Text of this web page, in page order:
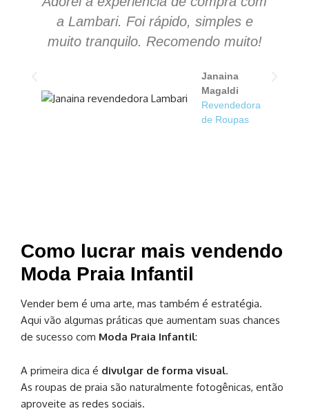
a Lambari. Foi rápido, simples e
muito tranquilo. Recomendo muito!
Janaina
Magaldi
Revendedora
de Roupas
Como lucrar mais vendendo
Moda Praia Infantil
Vender bem é uma arte, mas também é estratégia.
Aqui vão algumas práticas que aumentam suas chances
de sucesso com Moda Praia Infantil:
A primeira dica é divulgar de forma visual.
As roupas de praia são naturalmente fotogênicas, então
aproveite as redes sociais.